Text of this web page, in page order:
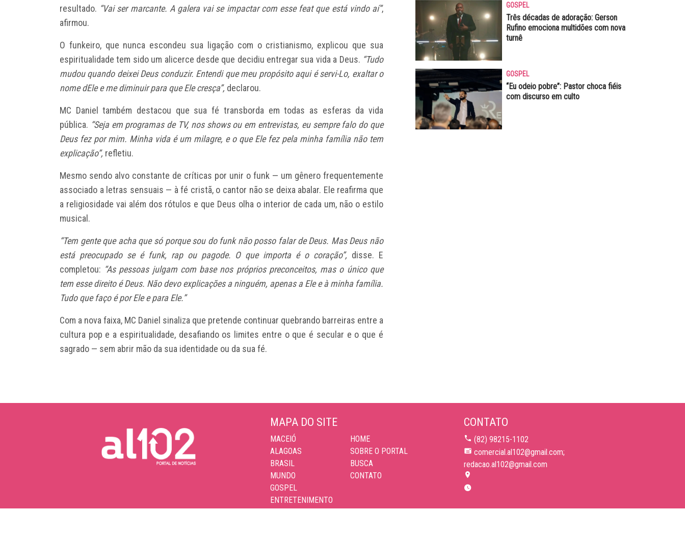
resultado. “Vai ser marcante. A galera vai se impactar com esse feat que está vindo aí”,
afirmou.
O funkeiro, que nunca escondeu sua ligação com o cristianismo, explicou que sua
espiritualidade tem sido um alicerce desde que decidiu entregar sua vida a Deus. “Tudo
mudou quando deixei Deus conduzir. Entendi que meu propósito aqui é servi-Lo, exaltar o
nome dEle e me diminuir para que Ele cresça”, declarou.
MC Daniel também destacou que sua fé transborda em todas as esferas da vida
pública. “Seja em programas de TV, nos shows ou em entrevistas, eu sempre falo do que
Deus fez por mim. Minha vida é um milagre, e o que Ele fez pela minha família não tem
explicação”, refletiu.
Mesmo sendo alvo constante de críticas por unir o funk — um gênero frequentemente
associado a letras sensuais — à fé cristã, o cantor não se deixa abalar. Ele reafirma que
a religiosidade vai além dos rótulos e que Deus olha o interior de cada um, não o estilo
musical.
“Tem gente que acha que só porque sou do funk não posso falar de Deus. Mas Deus não
está preocupado se é funk, rap ou pagode. O que importa é o coração”, disse. E
completou: “As pessoas julgam com base nos próprios preconceitos, mas o único que
tem esse direito é Deus. Não devo explicações a ninguém, apenas a Ele e à minha família.
Tudo que faço é por Ele e para Ele.”
Com a nova faixa, MC Daniel sinaliza que pretende continuar quebrando barreiras entre a
cultura pop e a espiritualidade, desafiando os limites entre o que é secular e o que é
sagrado — sem abrir mão da sua identidade ou da sua fé.
GOSPEL
Três décadas de adoração: Gerson
Rufino emociona multidões com nova
turnê
GOSPEL
“Eu odeio pobre”: Pastor choca fiéis
com discurso em culto
MAPA DO SITE
MACEIÓ
ALAGOAS
BRASIL
MUNDO
GOSPEL
ENTRETENIMENTO
HOME
SOBRE O PORTAL
BUSCA
CONTATO
CONTATO
(82) 98215-1102
comercial.al102@gmail.com;
redacao.al102@gmail.com